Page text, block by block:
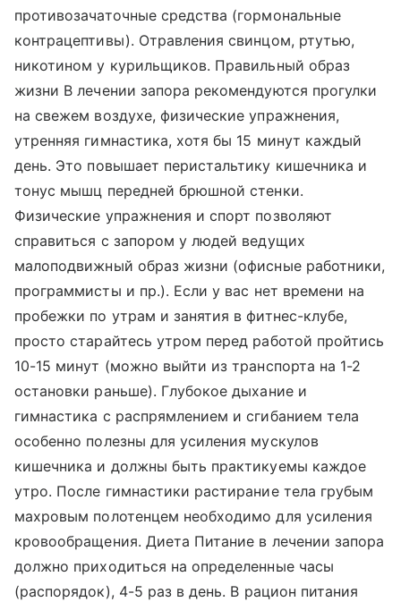
противозачаточные средства (гормональные
контрацептивы). Отравления свинцом, ртутью,
никотином у курильщиков. Правильный образ
жизни В лечении запора рекомендуются прогулки
на свежем воздухе, физические упражнения,
утренняя гимнастика, хотя бы 15 минут каждый
день. Это повышает перистальтику кишечника и
тонус мышц передней брюшной стенки.
Физические упражнения и спорт позволяют
справиться с запором у людей ведущих
малоподвижный образ жизни (офисные работники,
программисты и пр.). Если у вас нет времени на
пробежки по утрам и занятия в фитнес-клубе,
просто старайтесь утром перед работой пройтись
10-15 минут (можно выйти из транспорта на 1-2
остановки раньше). Глубокое дыхание и
гимнастика с распрямлением и сгибанием тела
особенно полезны для усиления мускулов
кишечника и должны быть практикуемы каждое
утро. После гимнастики растирание тела грубым
махровым полотенцем необходимо для усиления
кровообращения. Диета Питание в лечении запора
должно приходиться на определенные часы
(распорядок), 4-5 раз в день. В рацион питания